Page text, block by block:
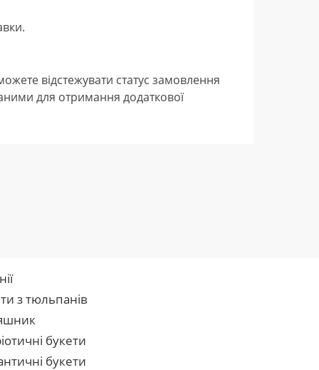
відстежувати статус замовлення
для отримання додаткової
з тюльпанів
букети
букети